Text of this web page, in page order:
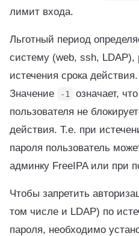
лимит входа.
Льготный период
систему (web, ssh,
истечения срока действия.
Значение
-1
означает,
пользователя не
действия. Т.е. при
пароля пользователь
админку FreeIPA или при
Чтобы запретить
том числе и LDAP) по
пароля, необходимо